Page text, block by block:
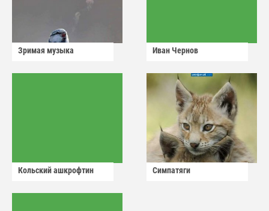
Зримая музыка Иван Чернов
Кольский ашкрофтин Симпатяги